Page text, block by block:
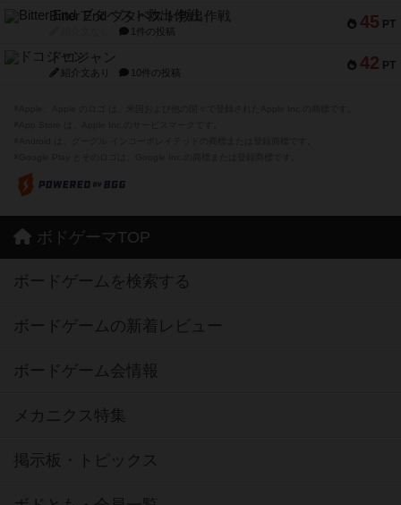
45 PT
Bitter End ブタペスト救出作戦
1件の投稿
42 PT
ドコジャン
紹介文あり 10件の投稿
ボドゲーマTOP
ボードゲームを検索する
ボードゲームの新着レビュー
ボードゲーム会情報
メカニクス特集
掲示板・トピックス